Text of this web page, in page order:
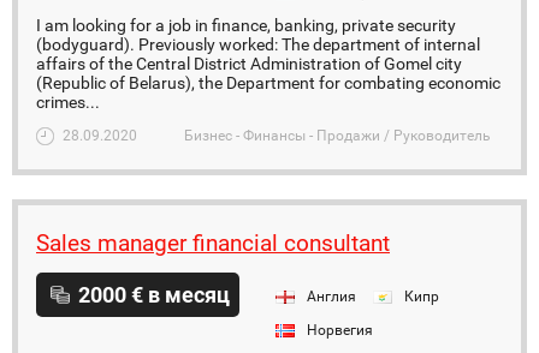
I am looking for a job in finance, banking, private security
(bodyguard). Previously worked: The department of internal
affairs of the Central District Administration of Gomel city
(Republic of Belarus), the Department for combating economic
crimes...
28.09.2020 Бизнес - Финансы - Продажи / Руководитель
Sales manager financial consultant
2000 € в месяц Англия
Кипр
Норвегия